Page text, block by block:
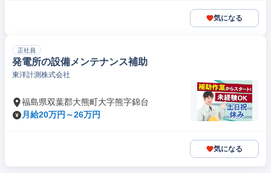
気になる
正社員
発電所の設備メンテナンス補助
東洋計測株式会社
福島県双葉郡大熊町大字熊字錦台
月給20万円～26万円
気になる